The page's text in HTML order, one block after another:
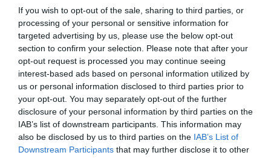
If you wish to opt-out of the sale, sharing to third parties, or
processing of your personal or sensitive information for
targeted advertising by us, please use the below opt-out
section to confirm your selection. Please note that after your
opt-out request is processed you may continue seeing
interest-based ads based on personal information utilized by
us or personal information disclosed to third parties prior to
your opt-out. You may separately opt-out of the further
disclosure of your personal information by third parties on the
IAB’s list of downstream participants. This information may
also be disclosed by us to third parties on the IAB’s List of
Downstream Participants that may further disclose it to other
parlamentario popularEnrique Serranoen una escena de
alta tensión que obligó a varios diputados socialistas a
agarrar físicamente a su compañero para sacarlo de la sala
y evitar que la situación fuera a más. El colofón llegó
cuando un diputado de Más Madrid pidió la palabra,
denunció que el debate se había ido de las manos para
todos y reprochó que desde la bancada del PP se les
hubiera gritado «traidores». La respuesta de la Mesa fue
no permitirle continuar, y elGrupo Parlamentario
Socialista abandonó el hemiciclo casi en bloque.